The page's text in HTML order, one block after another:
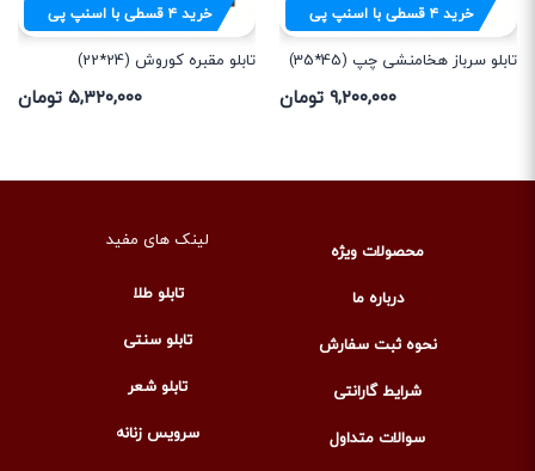
خرید۴قسطی با اسنپ پی
تابلو سرباز هخامنشی چپ (45*35)
۹,۲۰۰,۰۰۰ تومان
خرید۴قسطی با اسنپ پی
تابلو مقبره کوروش (24*22)
۵,۳۲۰,۰۰۰ تومان
محصولات ویژه
درباره ما
نحوه ثبت سفارش
شرایط گارانتی
سوالات متداول
لینک های مفید
تابلو طلا
تابلو سنتی
تابلو شعر
سرویس زنانه